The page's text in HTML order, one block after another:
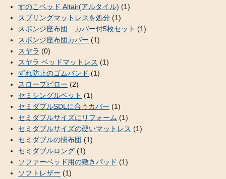
すのこベッド Altair(アルタイル) (1)
スプリングマットレスを処分 (1)
スポンジ座布団 カバー付5枚セット (1)
スポンジ座布団カバー (1)
スヤラ (0)
スヤラ ベッドマットレス (1)
ずれ防止のゴムバンド (1)
スロープピロー (2)
セミシングルベット (1)
セミダブルSDLに合うカバー (1)
セミダブルサイズにリフォーム (1)
セミダブルサイズの硬いマットレス (1)
セミダブルの掛布団 (1)
セミダブルロング (1)
ソファーベッド用の敷きパッド (1)
ソフトレザー (1)